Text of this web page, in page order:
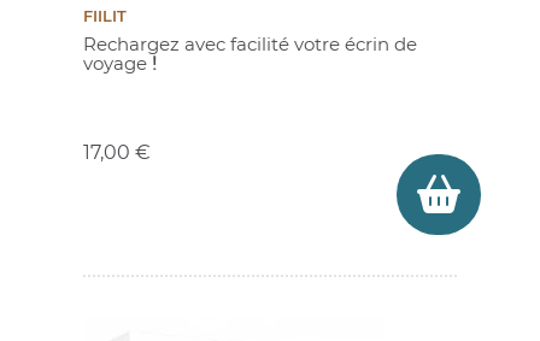
FIILIT
Rechargez avec facilité votre écrin de
voyage !
17,00 €